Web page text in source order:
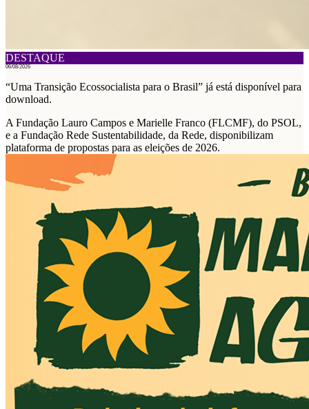
DESTAQUE
06/08/2026
“Uma Transição Ecossocialista para o Brasil” já está disponível para
download.
A Fundação Lauro Campos e Marielle Franco (FLCMF), do PSOL,
e a Fundação Rede Sustentabilidade, da Rede, disponibilizam
plataforma de propostas para as eleições de 2026.